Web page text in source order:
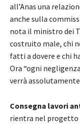
all’Anas una
anche sulla
nota il ministro dei
costruito male, chi
fatti a dovere e chi
Ora “ogni
verrà
Consegna lavori
rientra nel progetto